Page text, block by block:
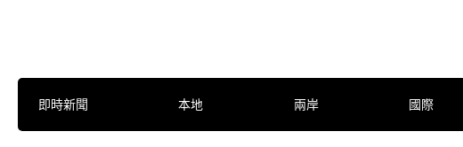
即時新聞 本地 兩岸 國際